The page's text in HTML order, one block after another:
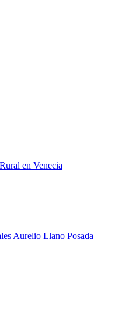
en Venecia
Aurelio Llano Posada